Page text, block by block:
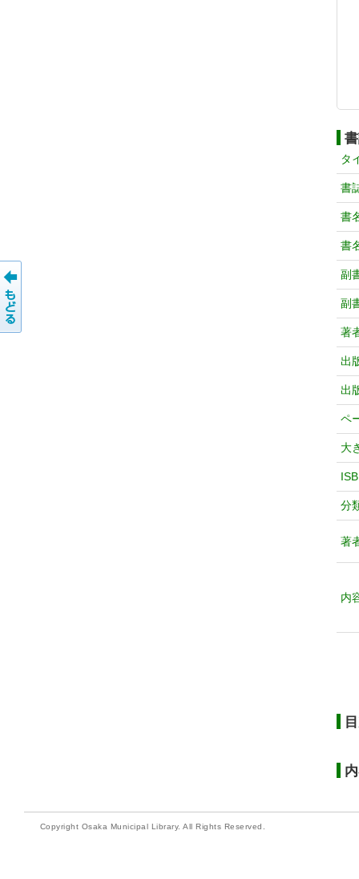
タ
書
書
書
副
副
著
出
出
ペ
大
分
著
内
Copyright Osaka Municipal Library. All Rights Reserved.